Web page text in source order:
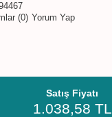
(0) Yorum Yap
Satış Fiyatı
1.038,58 TL